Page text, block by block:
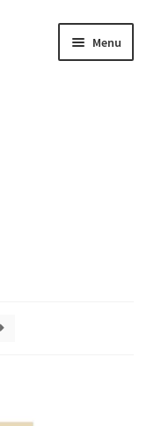
Menu